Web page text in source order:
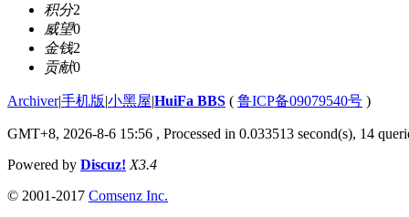
积分2
威望0
金钱2
贡献0
Archiver|手机版|小黑屋|HuiFa BBS ( 鲁ICP备09079540号 )
GMT+8, 2026-8-6 15:56 , Processed in 0.033513 second(s), 14
Powered by Discuz! X3.4
© 2001-2017 Comsenz Inc.